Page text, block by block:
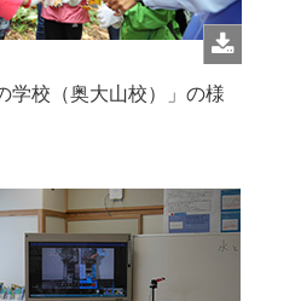
学校（奥大山校）」の様